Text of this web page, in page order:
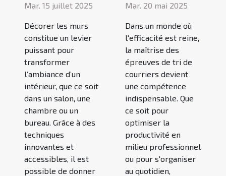
Mar. 15 juillet 2025
Décorer les murs
constitue un levier
puissant pour
transformer
l’ambiance d’un
intérieur, que ce soit
dans un salon, une
chambre ou un
bureau. Grâce à des
techniques
innovantes et
accessibles, il est
possible de donner
Mar. 20 mai 2025
Dans un monde où
l'efficacité est reine,
la maîtrise des
épreuves de tri de
courriers devient
une compétence
indispensable. Que
ce soit pour
optimiser la
productivité en
milieu professionnel
ou pour s'organiser
au quotidien,